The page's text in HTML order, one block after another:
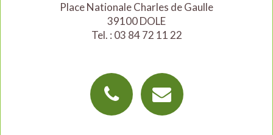
Place Nationale Charles de Gaulle
39100 DOLE
Tel. : 03 84 72 11 22